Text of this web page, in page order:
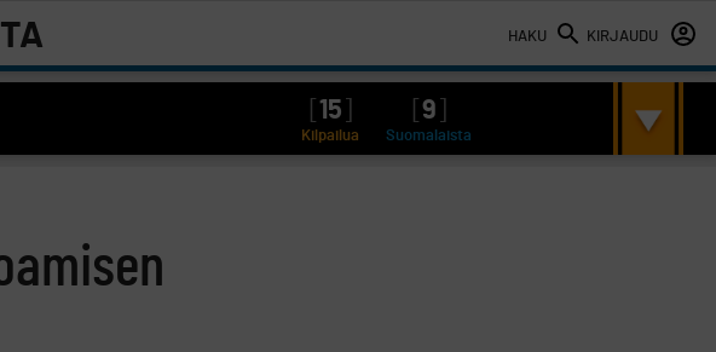
HAKU KIRJAUDU
15 9
Kilpailua Suomalaista